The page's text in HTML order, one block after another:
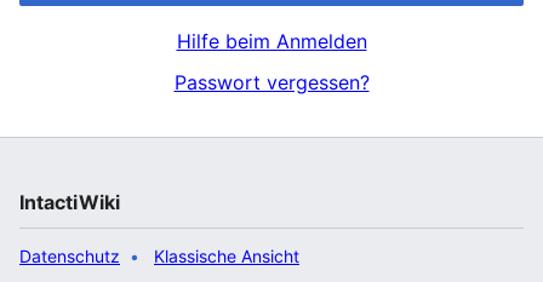
Hilfe beim Anmelden
Passwort vergessen?
IntactiWiki
Datenschutz Klassische Ansicht